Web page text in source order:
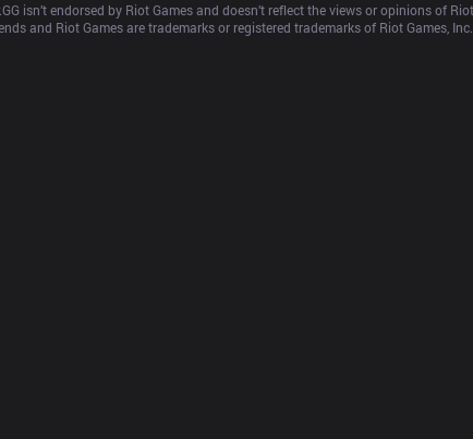
isn’t endorsed by Riot Games and doesn’t reflect the views or opinions
and Riot Games are trademarks or registered trademarks of Riot Games,